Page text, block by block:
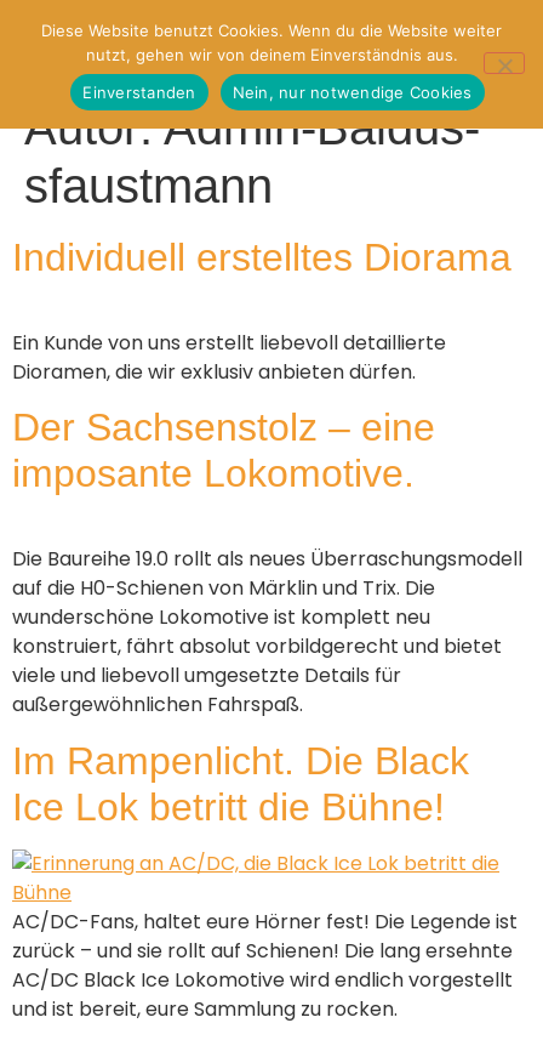
Autor:Admin-Baldus-
sfaustmann
Individuell erstelltes Diorama
Ein Kunde von uns erstellt liebevoll detaillierte
Dioramen, die wir exklusiv anbieten dürfen.
Der Sachsenstolz – eine
imposante Lokomotive.
Die Baureihe 19.0 rollt als neues Überraschungsmodell
auf die H0-Schienen von Märklin und Trix. Die
wunderschöne Lokomotive ist komplett neu
konstruiert, fährt absolut vorbildgerecht und bietet
viele und liebevoll umgesetzte Details für
außergewöhnlichen Fahrspaß.
Im Rampenlicht. Die Black
Ice Lok betritt die Bühne!
AC/DC-Fans, haltet eure Hörner fest! Die Legende ist
zurück – und sie rollt auf Schienen! Die lang ersehnte
AC/DC Black Ice Lokomotive wird endlich vorgestellt
und ist bereit, eure Sammlung zu rocken.
Diese Website benutzt Cookies. Wenn du die Website weiter
nutzt, gehen wir von deinem Einverständnis aus.
Einverstanden
Nein, nur notwendige Cookies